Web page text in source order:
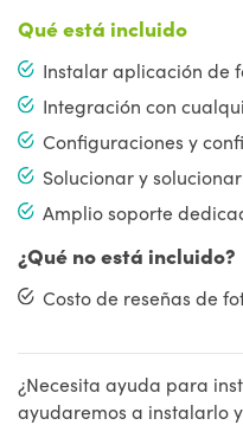
Qué está incluido
Instalar aplicación de
Integración con
Configuraciones y
Solucionar y
Amplio soporte
¿Qué no está incluido?
Costo de reseñas de
¿Necesita ayuda para
ayudaremos a instalarlo